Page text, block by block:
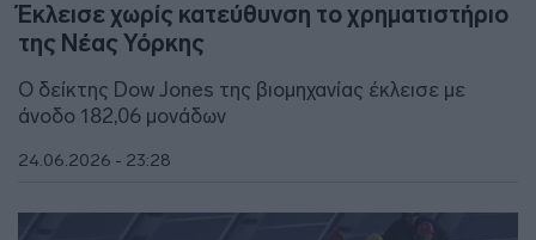
Έκλεισε χωρίς κατεύθυνση το χρηματιστήριο
της Νέας Υόρκης
Ο δείκτης Dow Jones της βιομηχανίας έκλεισε με
άνοδο 182,06 μονάδων
24.06.2026 - 23:28